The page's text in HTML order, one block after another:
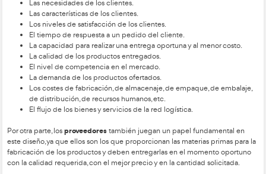
Un buenTécnico Superior en Transporte y Logística
función logística ha sido probablemente una de las áreas de
empresarial que ha evolucionado más rápidamente a lo
década. Ahora bien, para implantar esta área en el ámbito de
pretendiendo asegurar su eficiencia, debe ir acompañada
elaboración de un diseño logístico. Para el
debe tener en cuenta, por una parte, lo relacionado con los
productos que ofrece la empresa.
En este sentido es importantecontemplar:
Las necesidades de los clientes.